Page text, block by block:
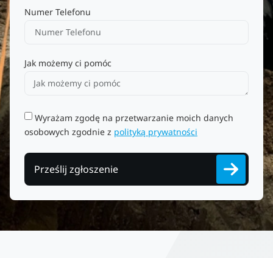
Numer Telefonu
Jak możemy ci pomóc
Wyrażam zgodę na przetwarzanie moich danych
osobowych zgodnie z polityką prywatności
Prześlij zgłoszenie